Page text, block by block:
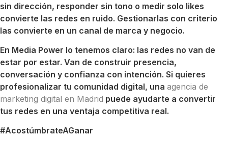
sin dirección, responder sin tono o medir solo likes
convierte las redes en ruido. Gestionarlas con criterio
las convierte en un canal de marca y negocio.
En Media Power lo tenemos claro: las redes no van de
estar por estar. Van de construir presencia,
conversación y confianza con intención. Si quieres
profesionalizar tu comunidad digital, una agencia de
marketing digital en Madrid puede ayudarte a convertir
tus redes en una ventaja competitiva real.
#AcostúmbrateAGanar